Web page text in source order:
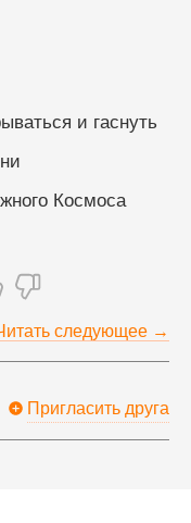
и гаснуть
Космоса
следующее →
Пригласить друга